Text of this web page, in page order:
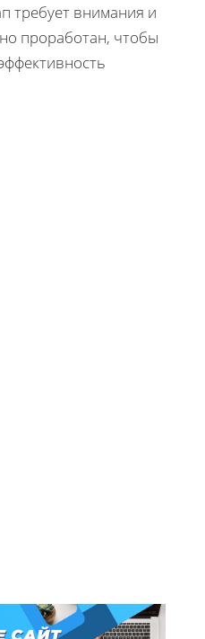
требует внимания и
проработан, чтобы